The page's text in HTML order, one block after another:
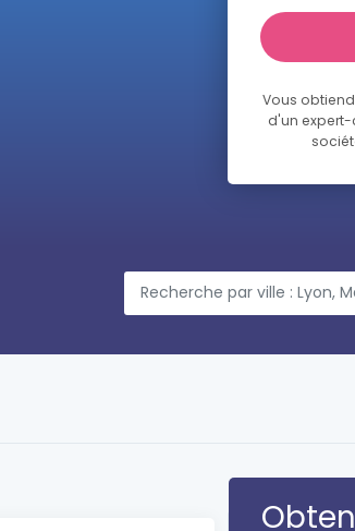
Vous
d'un